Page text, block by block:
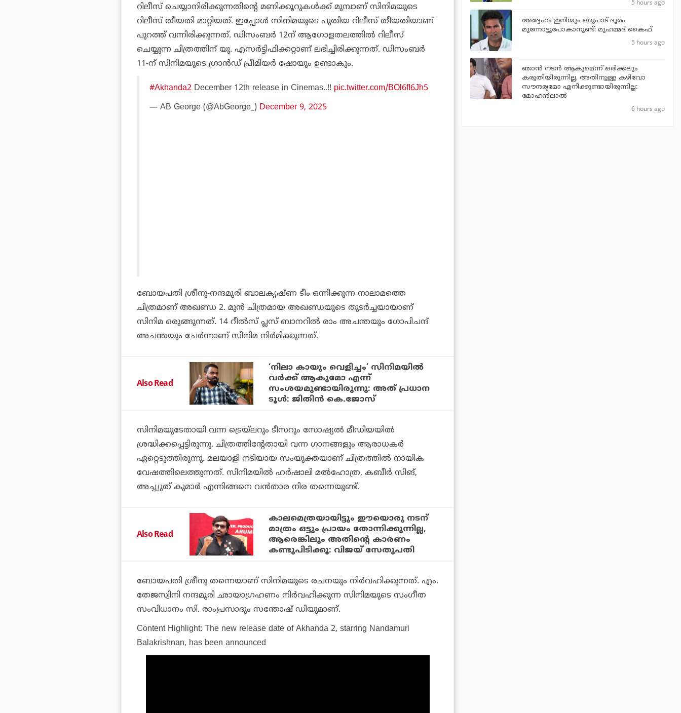
റിലീസ് ചെയ്യാനിരിക്കുന്നതിന്റെ മണിക്കൂറുകള്‍ക്ക് മുമ്പാണ് സിനിമയുടെ
റിലീസ് തീയതി മാറ്റിയത്. ഇപ്പോള്‍ സിനിമയുടെ പുതിയ റിലീസ് തീയതിയാണ്
പുറത്ത് വന്നിരിക്കുന്നത്. ഡിസംബര്‍ 12ന് ആഗോളതലത്തില്‍ റിലീസ്
ചെയ്യുന്ന ചിത്രത്തിന് യു. എസര്‍ട്ടിഫിക്കറ്റാണ് ലഭിച്ചിരിക്കുന്നത്. ഡിസംബര്‍
11-ന് സിനിമയുടെ ഗ്രാന്‍ഡ് പ്രീമിയര്‍ ഷോയും ഉണ്ടാകും.
#Akhanda2 December 12th release in Cinemas..!! pic.twitter.com/BOl6fI6Jh5
— AB George (@AbGeorge_) December 9, 2025
ബോയപതി ശ്രീനു-നന്ദമൂരി ബാലകൃഷ്ണ ടീം ഒന്നിക്കുന്ന നാലാമത്തെ
ചിത്രമാണ് അഖണ്ഡ 2. മുന്‍ ചിത്രമായ അഖണ്ഡയുടെ തുടര്‍ച്ചയായാണ്
സിനിമ ഒരുങ്ങുന്നത്. 14 റീല്‍സ് പ്ലസ് ബാനറില്‍ രാം അചന്തയും ഗോപിചന്ദ്
അചന്തയും ചേര്‍ന്നാണ് സിനിമ നിര്‍മിക്കുന്നത്.
Also Read
‘നിലാ കായും വെളിച്ചം’ സിനിമയില്‍
വര്‍ക്ക് ആകുമോ എന്ന്
സംശയമുണ്ടായിരുന്നു: അത് പ്രധാന
ടൂള്‍: ജിതിന്‍ കെ.ജോസ്
സിനിമയുടേതായി വന്ന ട്രെയ്‌ലറും ടീസറും സോഷ്യല്‍ മീഡിയയില്‍
ശ്രദ്ധിക്കപ്പെട്ടിരുന്നു. ചിത്രത്തിന്റേതായി വന്ന ഗാനങ്ങളും ആരാധകര്‍
ഏറ്റെടുത്തിരുന്നു. മലയാളി നടിയായ സംയുക്തയാണ് ചിത്രത്തില്‍ നായിക
വേഷത്തിലെത്തുന്നത്. സിനിമയില്‍ ഹര്‍ഷാലി മല്‍ഹോത്ര, കബീര്‍ സിങ്,
അച്ച്യുത് കുമാര്‍ എന്നിങ്ങനെ വന്‍താര നിര തന്നെയുണ്ട്.
Also Read
കാലമെത്രയായിട്ടും ഈയൊരു നടന്
മാത്രം ഒട്ടും പ്രായം തോന്നിക്കുന്നില്ല,
ആരെങ്കിലും അതിന്റെ കാരണം
കണ്ടുപിടിക്കൂ: വിജയ് സേതുപതി
ബോയപതി ശ്രീനു തന്നെയാണ് സിനിമയുടെ രചനയും നിര്‍വഹിക്കുന്നത്. എം.
തേജസ്വിനി നന്ദമൂരി ഛായാഗ്രഹണം നിര്‍വഹിക്കുന്ന സിനിമയുടെ സംഗീത
സംവിധാനം സി. രാംപ്രസാദും സന്തോഷ് ഡിയുമാണ്.
Content Highlight: The new release date of Akhanda 2, starring Nandamuri
Balakrishnan, has been announced
5 hours ago
അദ്ദേഹം ഇനിയും ഒരുപാട് ദൂരം
മുന്നോട്ടുപോകാനുണ്ട്: മുഹമ്മദ് കൈഫ്
5 hours ago
ഞാൻ നടൻ ആകുമെന്ന് ഒരിക്കലും
കരുതിയിരുന്നില്ല, അതിനുള്ള കഴിവോ
സൗന്ദര്യമോ എനിക്കുണ്ടായിരുന്നില്ല:
മോഹൻലാൽ
6 hours ago